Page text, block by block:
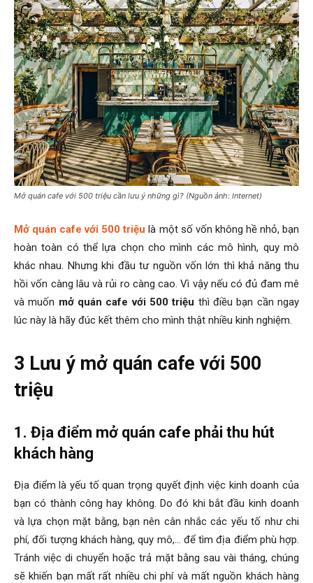
Mở quán cafe với 500 triệu cần lưu ý những gì? (Nguồn ảnh: Internet)
Mở quán cafe với 500 triệu là một số vốn không hề nhỏ, bạn
hoàn toàn có thể lựa chọn cho mình các mô hình, quy mô
khác nhau. Nhưng khi đầu tư nguồn vốn lớn thì khả năng thu
hồi vốn càng lâu và rủi ro càng cao. Vì vậy nếu có đủ đam mê
và muốn mở quán cafe với 500 triệu thì điều bạn cần ngay
lúc này là hãy đúc kết thêm cho mình thật nhiều kinh nghiệm.
3 Lưu ý mở quán cafe với 500
triệu
1. Địa điểm mở quán cafe phải thu hút
khách hàng
Địa điểm là yếu tố quan trọng quyết định việc kinh doanh của
bạn có thành công hay không. Do đó khi bắt đầu kinh doanh
và lựa chọn mặt bằng, bạn nên cân nhắc các yếu tố như chi
phí, đối tượng khách hàng, quy mô,… để tìm địa điểm phù hợp.
Tránh việc di chuyển hoặc trả mặt bằng sau vài tháng, chúng
sẽ khiến bạn mất rất nhiều chi phí và mất nguồn khách hàng